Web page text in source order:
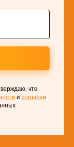
что
и согласен